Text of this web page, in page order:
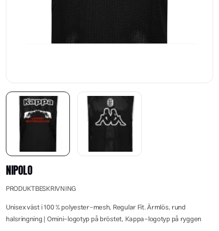
NIPOLO
PRODUKTBESKRIVNING
Unisex väst i 100 % polyester-mesh, Regular Fit. Ärm­lös, rund
halsringning | Omini-logotyp på bröstet, Kappa-logotyp på ryggen